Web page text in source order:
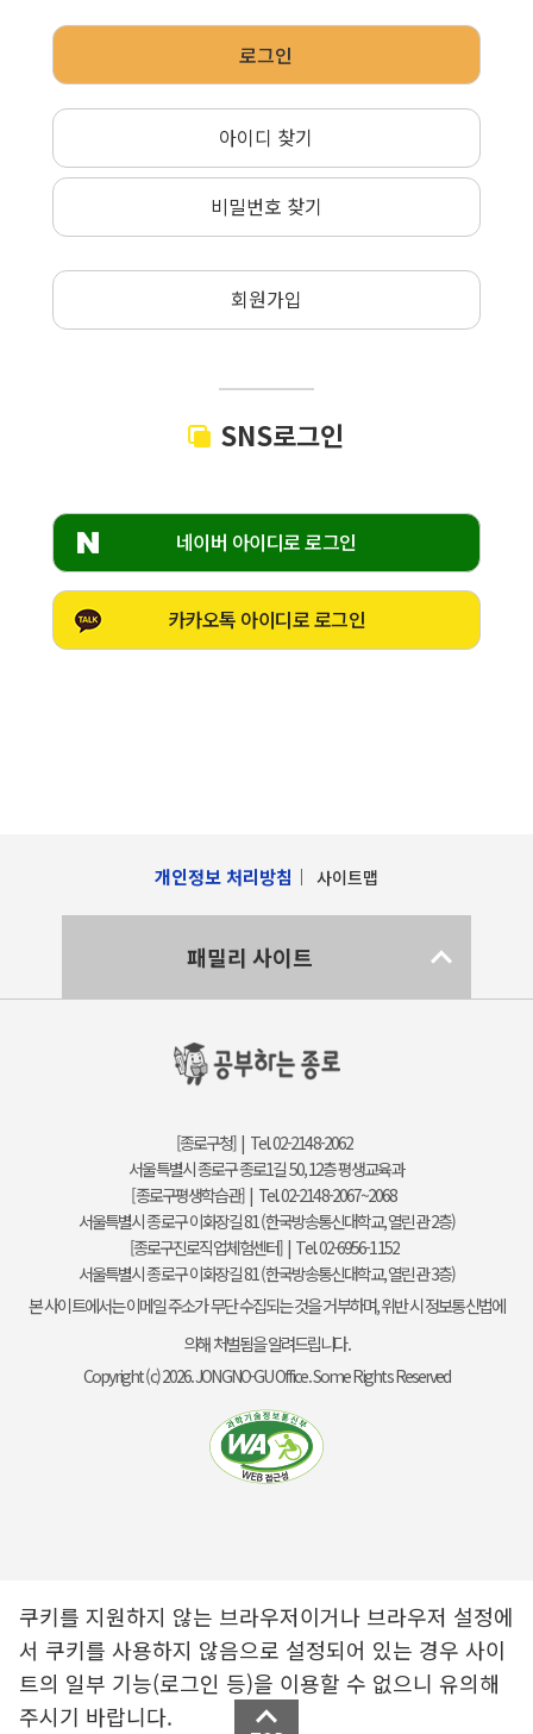
로그인
아이디 찾기
비밀번호 찾기
회원가입
SNS로그인
네이버 아이디로 로그인
카카오톡 아이디로 로그인
개인정보 처리방침 사이트맵
패밀리 사이트
[종로구청] | Tel. 02-2148-2062
서울특별시 종로구 종로1길 50, 12층 평생교육과
[종로구평생학습관] | Tel. 02-2148-2067~2068
서울특별시 종로구 이화장길 81 (한국방송통신대학교, 열린관 2층)
[종로구진로직업체험센터] | Tel. 02-6956-1152
서울특별시 종로구 이화장길 81 (한국방송통신대학교, 열린관 3층)
본 사이트에서는 이메일 주소가 무단 수집되는 것을 거부하며, 위반 시 정보통신법에
의해 처벌됨을 알려드립니다.
Copyright (c) 2026. JONGNO-GU Office. Some Rights Reserved
쿠키를 지원하지 않는 브라우저이거나 브라우저 설정에
서 쿠키를 사용하지 않음으로 설정되어 있는 경우 사이
트의 일부 기능(로그인 등)을 이용할 수 없으니 유의해
주시기 바랍니다.